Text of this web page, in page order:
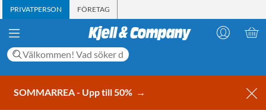
PRIVATPERSON FÖRETAG
SOMMARREA - Upp till 50% →